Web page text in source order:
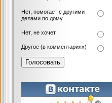
Нет, помогает с другими
делами по дому
Нет, не хочет
Другое (в комментариях)